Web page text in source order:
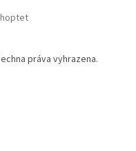
práva vyhrazena.